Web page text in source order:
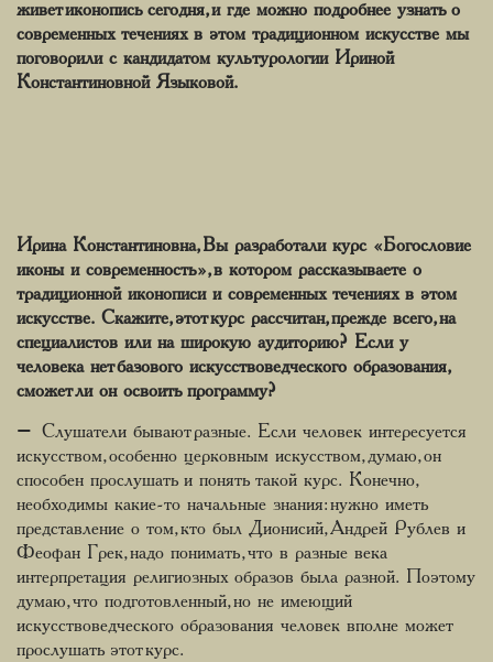
живет иконопись сегодня, и где можно подробнее узнать о
современных течениях в этом традиционном искусстве мы
поговорили с кандидатом культурологии Ириной
Константиновной Языковой.
Ирина Константиновна, Вы разработали курс «Богословие
иконы и современность», в котором рассказываете о
традиционной иконописи и современных течениях в этом
искусстве. Скажите, этот курс рассчитан, прежде всего, на
специалистов или на широкую аудиторию? Если у
человека нет базового искусствоведческого образования,
сможет ли он освоить программу?
– Слушатели бывают разные. Если человек интересуется
искусством, особенно церковным искусством, думаю, он
способен прослушать и понять такой курс. Конечно,
необходимы какие-то начальные знания: нужно иметь
представление о том, кто был Дионисий, Андрей Рублев и
Феофан Грек, надо понимать, что в разные века
интерпретация религиозных образов была разной. Поэтому
думаю, что подготовленный, но не имеющий
искусствоведческого образования человек вполне может
прослушать этот курс.